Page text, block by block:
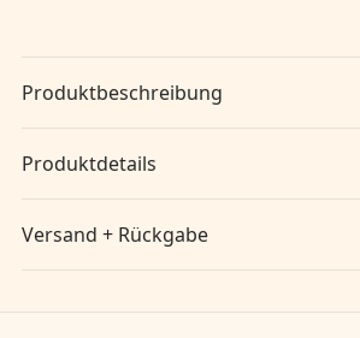
Produktbeschreibung
Produktdetails
Versand + Rückgabe